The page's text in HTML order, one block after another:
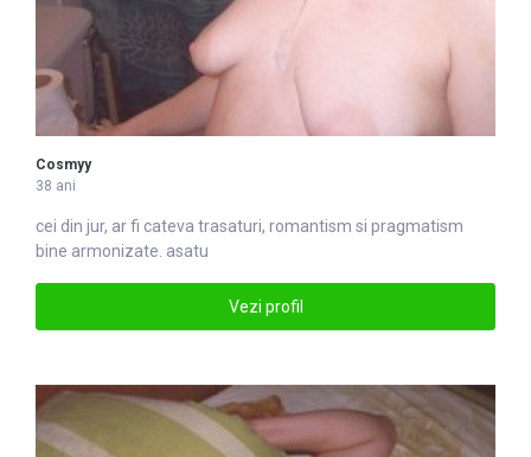
Cosmyy
38 ani
cei din jur, ar fi cateva trasaturi, romantism si pragmatism
bine armonizate. asatu
Vezi profil